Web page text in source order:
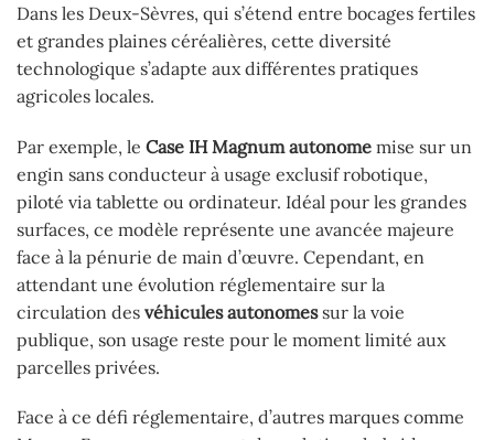
Dans les Deux-Sèvres, qui s’étend entre bocages fertiles
et grandes plaines céréalières, cette diversité
technologique s’adapte aux différentes pratiques
agricoles locales.
Par exemple, le Case IH Magnum autonome mise sur un
engin sans conducteur à usage exclusif robotique,
piloté via tablette ou ordinateur. Idéal pour les grandes
surfaces, ce modèle représente une avancée majeure
face à la pénurie de main d’œuvre. Cependant, en
attendant une évolution réglementaire sur la
circulation des véhicules autonomessur la voie
publique, son usage reste pour le moment limité aux
parcelles privées.
Face à ce défi réglementaire, d’autres marques comme